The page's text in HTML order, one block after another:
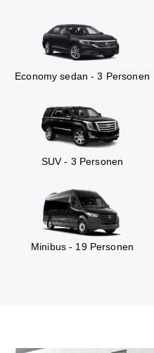
Economy sedan - 3 Personen
SUV - 3 Personen
Minibus - 19 Personen